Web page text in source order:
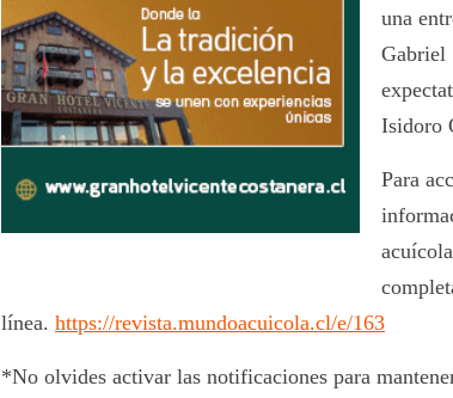
una
Gabriel
Isidoro
Para
línea.https://revista.mundoacuicola.cl/e/163
*No olvides activar las notificaciones para